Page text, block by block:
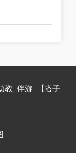
教_伴游_【搭子